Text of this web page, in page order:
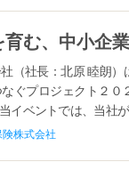
（社長：北原 睦朗
ぐプロジェクト２
イベントでは、当社が
株式会社